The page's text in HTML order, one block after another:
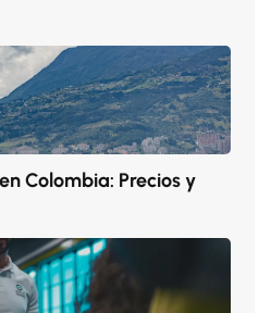
Colombia: Precios y